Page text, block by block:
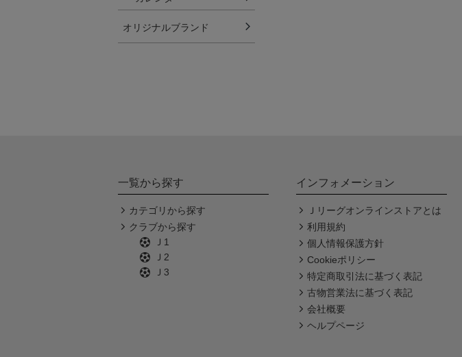
オリジナルブランド
一覧から探す
カテゴリから探す
クラブから探す
Ｊ1
Ｊ2
Ｊ3
インフォメーション
Ｊリーグオンラインストアとは
利用規約
個人情報保護方針
Cookieポリシー
特定商取引法に基づく表記
古物営業法に基づく表記
会社概要
ヘルプページ